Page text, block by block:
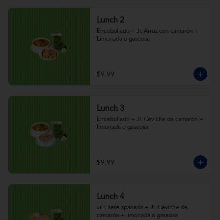
Lunch 2
Encebollado + Jr. Arroz con camarón +
Limonada o gaseosa
$9.99
Lunch 3
Encebollado + Jr. Ceviche de camarón +
limonada o gaseosa
$9.99
Lunch 4
Jr. Filete apanado + Jr. Ceviche de
camarón + limonada o gaseosa